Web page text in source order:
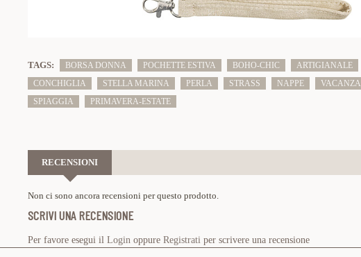
TAGS: BORSA DONNA POCHETTE ESTIVA BOHO-CHIC ARTIGIANALE
CONCHIGLIA
STELLA MARINA PERLA STRASS NAPPE VACANZA
SPIAGGIA
PRIMAVERA-ESTATE
RECENSIONI
Non ci sono ancora recensioni per questo prodotto.
SCRIVI UNA RECENSIONE
Per favore esegui il Login oppure Registrati per scrivere una recensione